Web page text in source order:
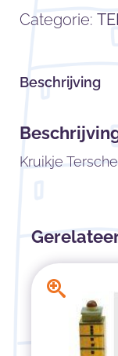
Categorie:
Beschrijving
Kruikje